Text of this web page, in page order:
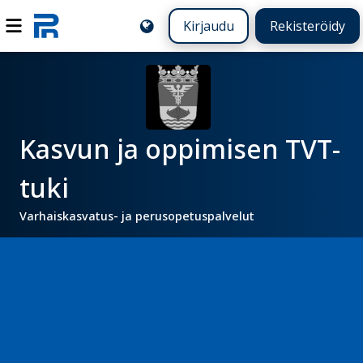
Kirjaudu Rekisteröidy
Kasvun ja oppimisen TVT-
tuki
Varhaiskasvatus- ja perusopetuspalvelut